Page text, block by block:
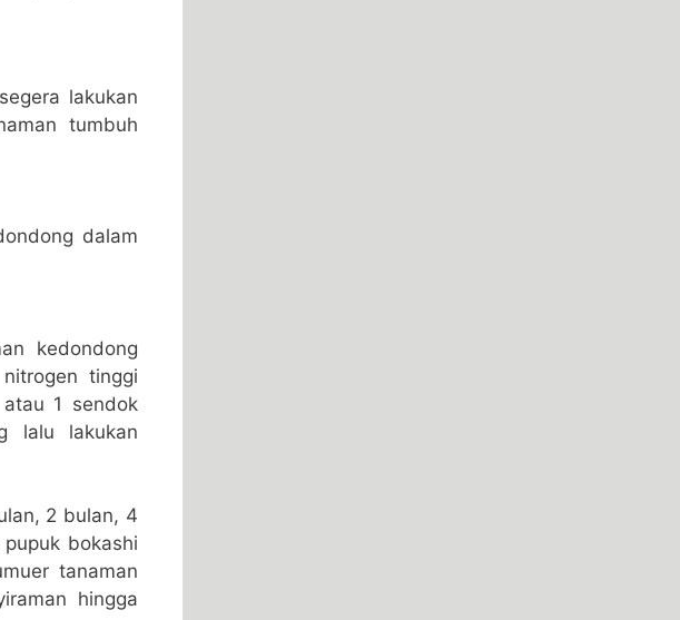
lakukan
tumbuh
dalam
kedondong
tinggi
1 sendok
lalu lakukan
2 bulan, 4
bokashi
tanaman
hingga